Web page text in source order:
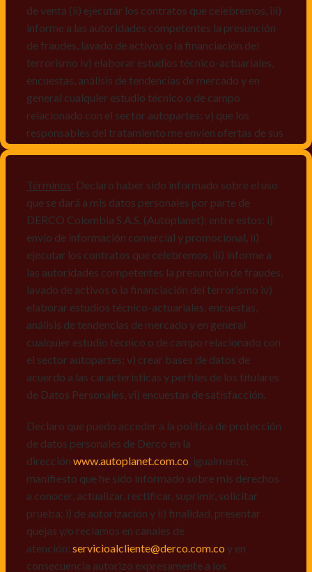
de venta (ii) ejecutar los contratos que celebremos, iii)
informe a las autoridades competentes la presunción
de fraudes, lavado de activos o la financiación del
terrorismo iv) elaborar estudios técnico-actuariales,
encuestas, análisis de tendencias de mercado y en
general cualquier estudio técnico o de campo
relacionado con el sector autopartes; v) que los
responsables del tratamiento me envíen ofertas de sus
mismos, vi) crear bases de datos de acuerdo a las
características y perfiles de los titulares de Datos
Personales, v) encuestas de satisfacción, vi) reportes
recall.
Declaro que puedo acceder a la política de protección
de datos personales de Derco en la
direcciónwww.autoplanet.com.co, igualmente,
manifiesto que he sido informado sobre mis derechos
a conocer, actualizar, rectificar, suprimir, solicitar
prueba: i) de autorización y ii) finalidad, presentar
quejas y/o reclamos en canales de
atención: servicioalcliente@derco.com.coy en
responsables, para que efectúen el tratamiento de mis
datos conforme lo expuesto.
Términos: Declaro haber sido informado sobre el uso
que se dará a mis datos personales por parte de
DERCO Colombia S.A.S. (Autoplanet); entre estos: i)
envío de información comercial y promocional, ii)
ejecutar los contratos que celebremos, iii) informe a
las autoridades competentes la presunción de fraudes,
lavado de activos o la financiación del terrorismo iv)
elaborar estudios técnico-actuariales, encuestas,
análisis de tendencias de mercado y en general
cualquier estudio técnico o de campo relacionado con
el sector autopartes; v) crear bases de datos de
acuerdo a las características y perfiles de los titulares
de Datos Personales, vi) encuestas de satisfacción.
Declaro que puedo acceder a la política de protección
de datos personales de Derco en la
dirección www.autoplanet.com.co , igualmente,
manifiesto que he sido informado sobre mis derechos
a conocer, actualizar, rectificar, suprimir, solicitar
prueba: i) de autorización y ii) finalidad, presentar
quejas y/o reclamos en canales de
atención: servicioalcliente@derco.com.co y en
consecuencia autorizo expresamente a los